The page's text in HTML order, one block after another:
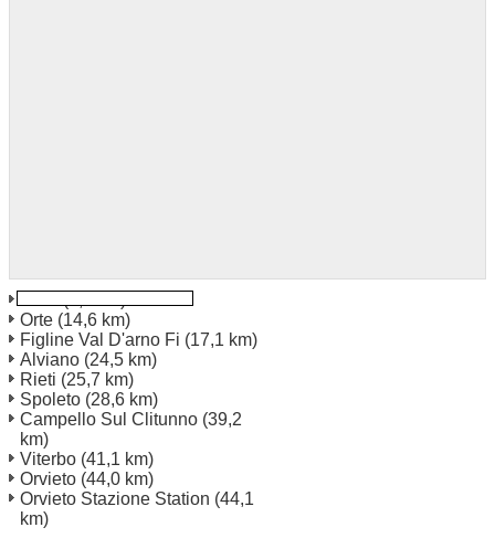
Orte (14,6 km)
Figline Val D'arno Fi (17,1 km)
Alviano (24,5 km)
Rieti (25,7 km)
Spoleto (28,6 km)
Campello Sul Clitunno (39,2
km)
Viterbo (41,1 km)
Orvieto (44,0 km)
Orvieto Stazione Station (44,1
km)